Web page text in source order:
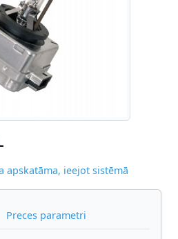
apskatāma, ieejot sistēmā
Preces parametri